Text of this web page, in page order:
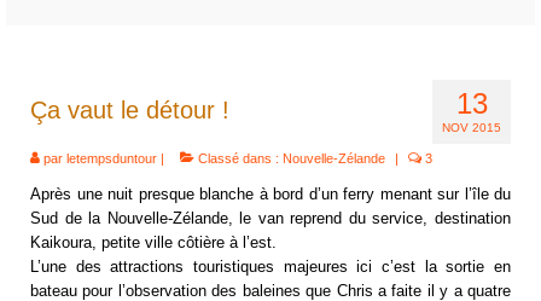
13
NOV 2015
Ça vaut le détour !
par letempsduntour | Classé dans : Nouvelle-Zélande | 3
Après une nuit presque blanche à bord d’un ferry menant sur l’île du
Sud de la Nouvelle-Zélande, le van reprend du service, destination
Kaikoura, petite ville côtière à l’est.
L’une des attractions touristiques majeures ici c’est la sortie en
bateau pour l’observation des baleines que Chris a faite il y a quatre